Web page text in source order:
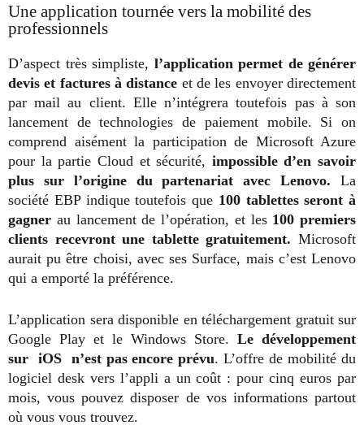
Une application tournée vers la mobilité des
professionnels
D’aspect très simpliste, l’application permet de générer
devis et factures à distance et de les envoyer directement
par mail au client. Elle n’intégrera toutefois pas à son
lancement de technologies de paiement mobile. Si on
comprend aisément la participation de Microsoft Azure
pour la partie Cloud et sécurité, impossible d’en savoir
plus sur l’origine du partenariat avec Lenovo. La
société EBP indique toutefois que 100 tablettes seront à
gagner au lancement de l’opération, et les 100 premiers
clients recevront une tablette gratuitement. Microsoft
aurait pu être choisi, avec ses Surface, mais c’est Lenovo
qui a emporté la préférence.
L’application sera disponible en téléchargement gratuit sur
Google Play et le Windows Store. Le développement
sur iOS n’est pas encore prévu. L’offre de mobilité du
logiciel desk vers l’appli a un coût : pour cinq euros par
mois, vous pouvez disposer de vos informations partout
où vous vous trouvez.